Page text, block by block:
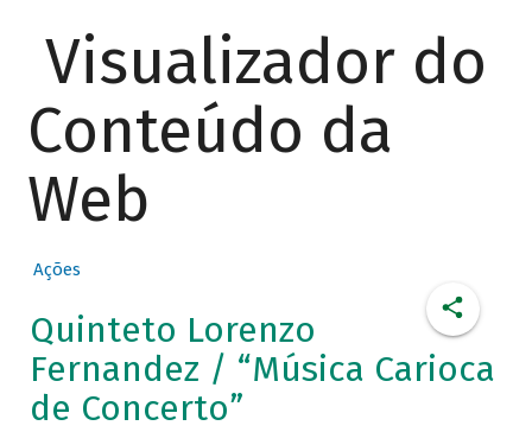
Visualizador do
Conteúdo da
Web
Ações
Quinteto Lorenzo
Fernandez / “Música Carioca
de Concerto”